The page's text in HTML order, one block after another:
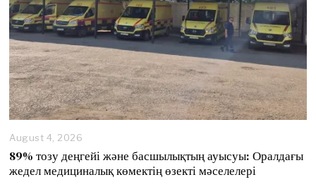
August 4, 2026
89% тозу деңгейі және басшылықтың ауысуы: Оралдағы
жедел медициналық көмектің өзекті мәселелері